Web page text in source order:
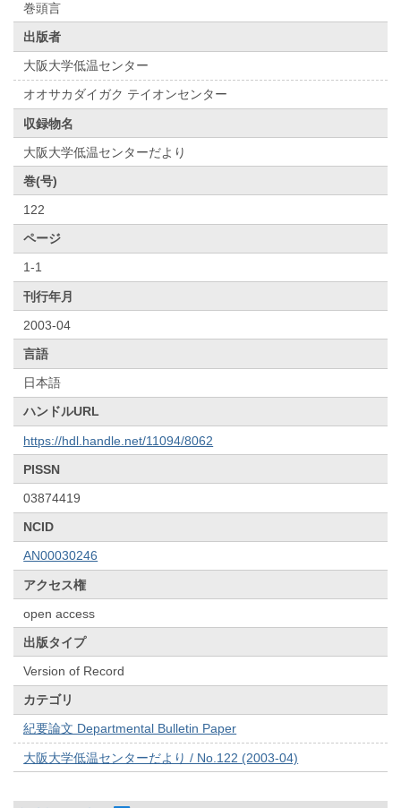
巻頭言
出版者
大阪大学低温センター
オオサカダイガク テイオンセンター
収録物名
大阪大学低温センターだより
巻(号)
122
ページ
1-1
刊行年月
2003-04
言語
日本語
ハンドルURL
https://hdl.handle.net/11094/8062
PISSN
03874419
NCID
AN00030246
アクセス権
open access
出版タイプ
Version of Record
カテゴリ
紀要論文 Departmental Bulletin Paper
大阪大学低温センターだより / No.122 (2003-04)